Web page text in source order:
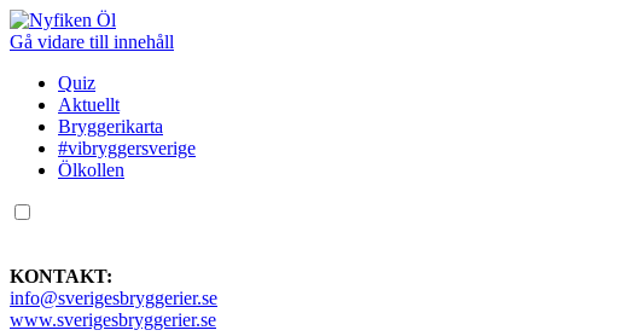
Gå vidare till innehåll
Quiz
Aktuellt
Bryggerikarta
#vibryggersverige
Ölkollen
KONTAKT:
info@sverigesbryggerier.se
www.sverigesbryggerier.se